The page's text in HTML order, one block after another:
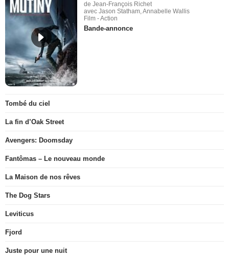
de Jean-François Richet
avec Jason Statham, Annabelle Wallis
Film - Action
Bande-annonce
Tombé du ciel
La fin d’Oak Street
Avengers: Doomsday
Fantômas – Le nouveau monde
La Maison de nos rêves
The Dog Stars
Leviticus
Fjord
Juste pour une nuit